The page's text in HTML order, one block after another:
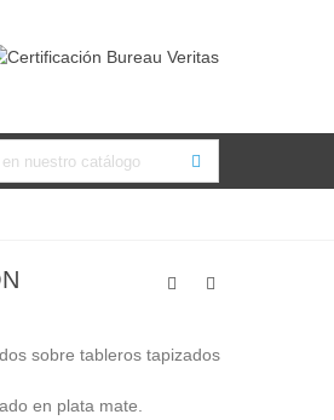
sobre tableros tapizados
en plata mate.